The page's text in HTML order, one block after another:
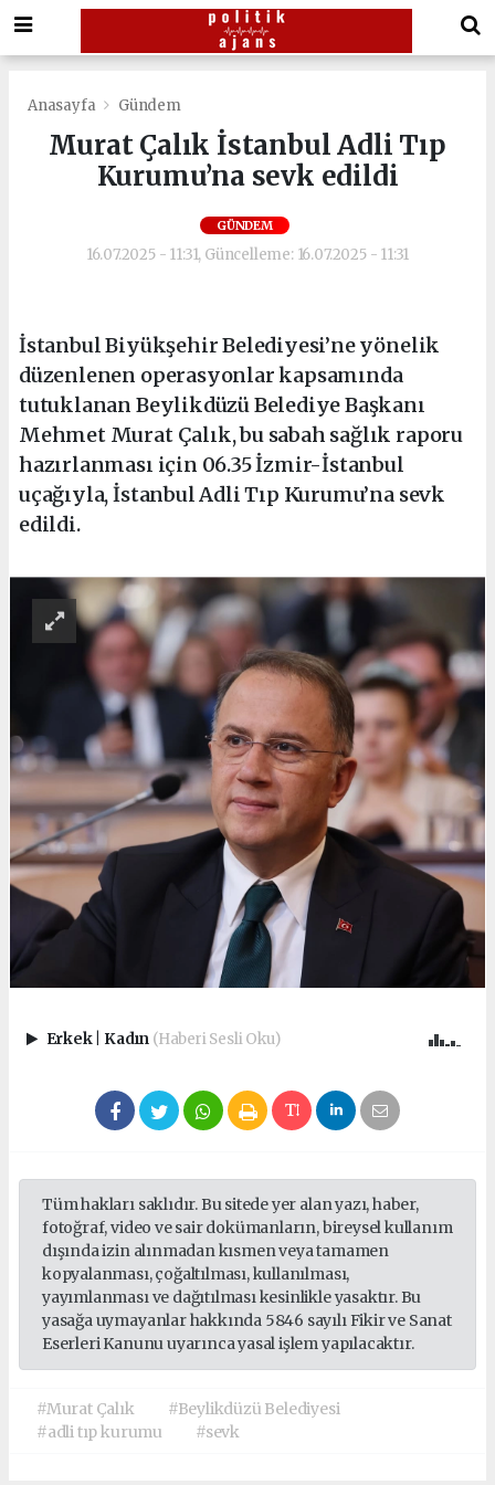
Anasayfa Gündem
Murat Çalık İstanbul Adli Tıp
Kurumu’na sevk edildi
GÜNDEM
16.07.2025 - 11:31, Güncelleme: 16.07.2025 - 11:31
İstanbul Biyükşehir Belediyesi’ne yönelik
düzenlenen operasyonlar kapsamında
tutuklanan Beylikdüzü Belediye Başkanı
Mehmet Murat Çalık, bu sabah sağlık raporu
hazırlanması için 06.35 İzmir-İstanbul
uçağıyla, İstanbul Adli Tıp Kurumu’na sevk
edildi.
Erkek Kadın (Haberi Sesli Oku)
Tüm hakları saklıdır. Bu sitede yer alan yazı, haber,
fotoğraf, video ve sair dokümanların, bireysel kullanım
dışında izin alınmadan kısmen veya tamamen
kopyalanması, çoğaltılması, kullanılması,
yayımlanması ve dağıtılması kesinlikle yasaktır. Bu
yasağa uymayanlar hakkında 5846 sayılı Fikir ve Sanat
Eserleri Kanunu uyarınca yasal işlem yapılacaktır.
#Murat Çalık
#Beylikdüzü Belediyesi
#adli tıp kurumu
#sevk